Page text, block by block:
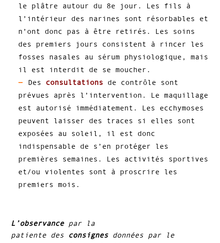
le plâtre autour du 8e jour. Les fils à
l’intérieur des narines sont résorbables et
n’ont donc pas à être retirés. Les soins
des premiers jours consistent à rincer les
fosses nasales au sérum physiologique, mais
il est interdit de se moucher.
Des consultations de contrôle sont
prévues après l’intervention. Le maquillage
est autorisé immédiatement. Les ecchymoses
peuvent laisser des traces si elles sont
exposées au soleil, il est donc
indispensable de s’en protéger les
premières semaines. Les activités sportives
et/ou violentes sont à proscrire les
premiers mois.
L’observancepar la
patiente des consignesdonnées par le